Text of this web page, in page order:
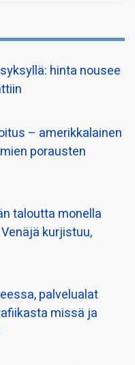
hinta nousee
– amerikkalainen
porausten
taloutta monella
kurjistuu,
palvelualat
missä ja